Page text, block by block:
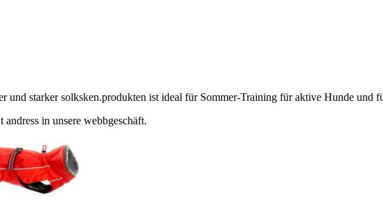
und starker solksken.produkten ist ideal für Sommer-Training für aktive Hunde und
in unsere webbgeschäft.